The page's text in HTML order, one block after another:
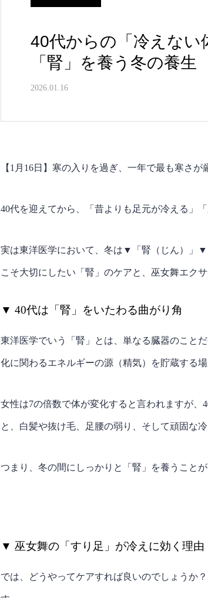
40代からの「冷えない
「腎」を養う冬の養生
2026.01.16
【1月16日】寒の入りを過ぎ、一年で最も寒さが
40代を迎えてから、「昔よりも足元が冷える」
実は東洋医学において、冬は▼「腎（じん）」
こそ大切にしたい「腎」のケアと、巫女舞エク
▼ 40代は「腎」をいたわる曲がり角
東洋医学でいう「腎」とは、単なる臓器のこと
化に関わるエネルギーの源（精気）を貯蔵する
女性は7の倍数で体が変化すると言われますが
と、白髪や抜け毛、足腰の弱り、そして頑固な
つまり、冬の間にしっかりと「腎」を養うこと
▼ 巫女舞の「すり足」が冷えに効く理由
では、どうやってケアすれば良いのでしょうか